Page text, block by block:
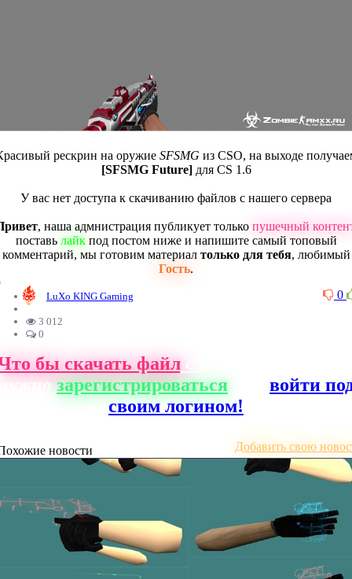
рескрин на оружие SFSMG из CSO, на выходе
[SFSMG Future]для CS 1.6
У вас нет доступа к скачиванию файлов с нашего сервера
, наша адмнистрация публикует только пушечный
поставь лайкпод постом ниже и напишите самый топовый
комментарий, мы готовим материал только для тебя, любимый
Гость.
0
LuXo KING Gaming
3 012
0
бы скачать файлс нашего сайта,
зарегистрироваться
войти
своим логином!
новости Добавить свою